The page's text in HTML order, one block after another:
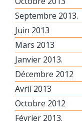
Septembre 2013.
Juin 2013
Mars 2013
Janvier 2013.
Décembre 2012
Avril 2013
Octobre 2012
Février 2013.